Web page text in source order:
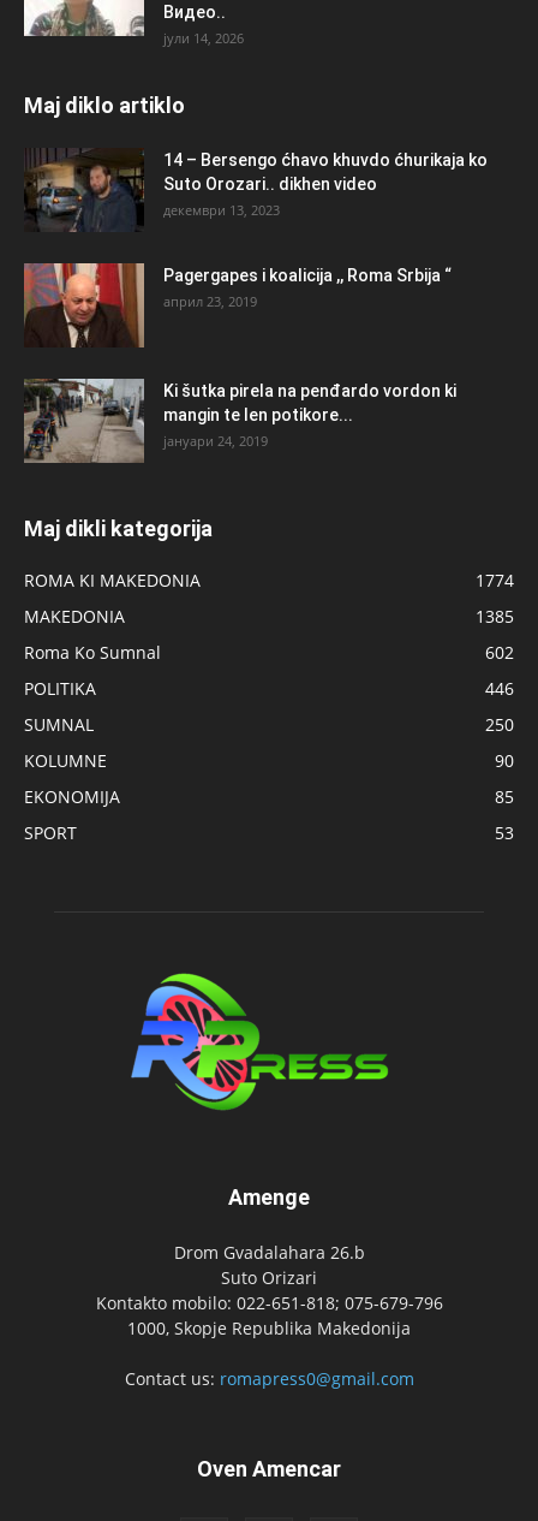
Видео..
јули 14, 2026
Maj diklo artiklo
14 – Bersengo ćhavo khuvdo ćhurikaja ko
Suto Orozari.. dikhen video
декември 13, 2023
Pagergapes i koalicija ,, Roma Srbija “
април 23, 2019
Ki šutka pirela na penđardo vordon ki
mangin te len potikore...
јануари 24, 2019
Maj dikli kategorija
ROMA KI MAKEDONIA
1774
MAKEDONIA
1385
Roma Ko Sumnal
602
POLITIKA
446
SUMNAL
250
KOLUMNE
90
EKONOMIJA
85
SPORT
53
Amenge
Drom Gvadalahara 26.b
Suto Orizari
Kontakto mobilo: 022-651-818; 075-679-796
1000, Skopje Republika Makedonija
Contact us: romapress0@gmail.com
Oven Amencar